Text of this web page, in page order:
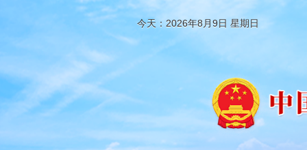
今天：2026年8月9日 星期日